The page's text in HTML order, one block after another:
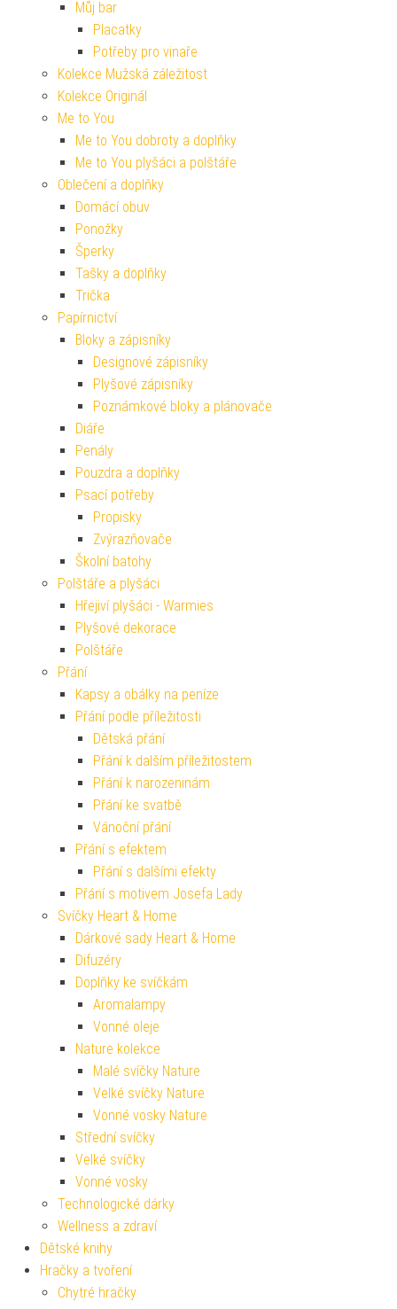
Můj bar
Placatky
Potřeby pro vinaře
Kolekce Mužská záležitost
Kolekce Originál
Me to You
Me to You dobroty a doplňky
Me to You plyšáci a polštáře
Oblečení a doplňky
Domácí obuv
Ponožky
Šperky
Tašky a doplňky
Trička
Papírnictví
Bloky a zápisníky
Designové zápisníky
Plyšové zápisníky
Poznámkové bloky a plánovače
Diáře
Penály
Pouzdra a doplňky
Psací potřeby
Propisky
Zvýrazňovače
Školní batohy
Polštáře a plyšáci
Hřejiví plyšáci - Warmies
Plyšové dekorace
Polštáře
Přání
Kapsy a obálky na peníze
Přání podle příležitosti
Dětská přání
Přání k dalším příležitostem
Přání k narozeninám
Přání ke svatbě
Vánoční přání
Přání s efektem
Přání s dalšími efekty
Přání s motivem Josefa Lady
Svíčky Heart & Home
Dárkové sady Heart & Home
Difuzéry
Doplňky ke svíčkám
Aromalampy
Vonné oleje
Nature kolekce
Malé svíčky Nature
Velké svíčky Nature
Vonné vosky Nature
Střední svíčky
Velké svíčky
Vonné vosky
Technologické dárky
Wellness a zdraví
Dětské knihy
Hračky a tvoření
Chytré hračky